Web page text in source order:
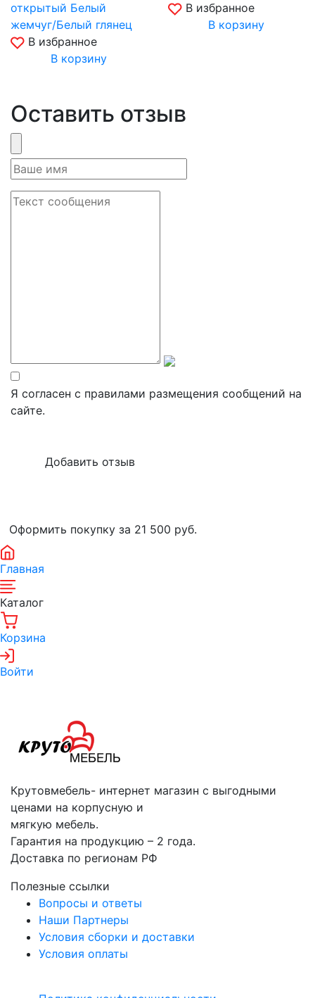
открытый Белый
жемчуг/Белый глянец
В избранное
В корзину
В избранное
В корзину
Оставить отзыв
Я согласен с правилами размещения сообщений на
сайте.
Оформить покупку за 21 500 руб.
Главная
Каталог
Корзина
Войти
Крутовмебель- интернет магазин с выгодными
ценами на корпусную и
мягкую мебель.
Гарантия на продукцию – 2 года.
Доставка по регионам РФ
Полезные ссылки
Вопросы и ответы
Наши Партнеры
Условия сборки и доставки
Условия оплаты